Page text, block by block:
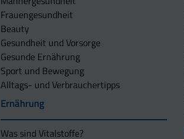
Frauengesundheit
Beauty
Gesundheit und Vorsorge
Gesunde Ernährung
Sport und Bewegung
Alltags- und Verbrauchertipps
Ernährung
Was sind Vitalstoffe?